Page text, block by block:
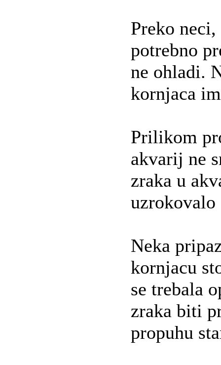
Preko
potrebno
ne ohladi.
kornjaca
Prilikom
akvarij ne
zraka u
uzrokovalo
Neka
kornjacu
se trebala
zraka biti
propuhu